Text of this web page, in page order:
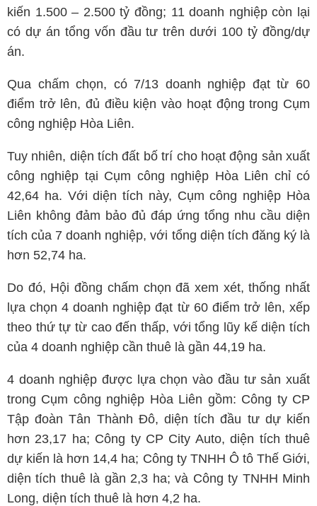
kiến 1.500 – 2.500 tỷ đồng; 11 doanh nghiệp còn lại
có dự án tổng vốn đầu tư trên dưới 100 tỷ đồng/dự
án.
Qua chấm chọn, có 7/13 doanh nghiệp đạt từ 60
điểm trở lên, đủ điều kiện vào hoạt động trong Cụm
công nghiệp Hòa Liên.
Tuy nhiên, diện tích đất bố trí cho hoạt động sản xuất
công nghiệp tại Cụm công nghiệp Hòa Liên chỉ có
42,64 ha. Với diện tích này, Cụm công nghiệp Hòa
Liên không đảm bảo đủ đáp ứng tổng nhu cầu diện
tích của 7 doanh nghiệp, với tổng diện tích đăng ký là
hơn 52,74 ha.
Do đó, Hội đồng chấm chọn đã xem xét, thống nhất
lựa chọn 4 doanh nghiệp đạt từ 60 điểm trở lên, xếp
theo thứ tự từ cao đến thấp, với tổng lũy kế diện tích
của 4 doanh nghiệp cần thuê là gần 44,19 ha.
4 doanh nghiệp được lựa chọn vào đầu tư sản xuất
trong Cụm công nghiệp Hòa Liên gồm: Công ty CP
Tập đoàn Tân Thành Đô, diện tích đầu tư dự kiến
hơn 23,17 ha; Công ty CP City Auto, diện tích thuê
dự kiến là hơn 14,4 ha; Công ty TNHH Ô tô Thế Giới,
diện tích thuê là gần 2,3 ha; và Công ty TNHH Minh
Long, diện tích thuê là hơn 4,2 ha.